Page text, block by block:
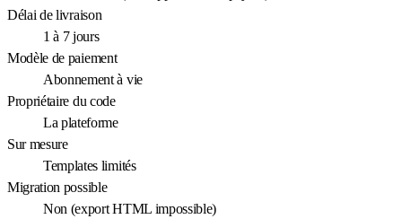
Délai de livraison
1 à 7 jours
Modèle de paiement
Abonnement à vie
Propriétaire du code
La plateforme
Sur mesure
Templates limités
Migration possible
Non (export HTML impossible)